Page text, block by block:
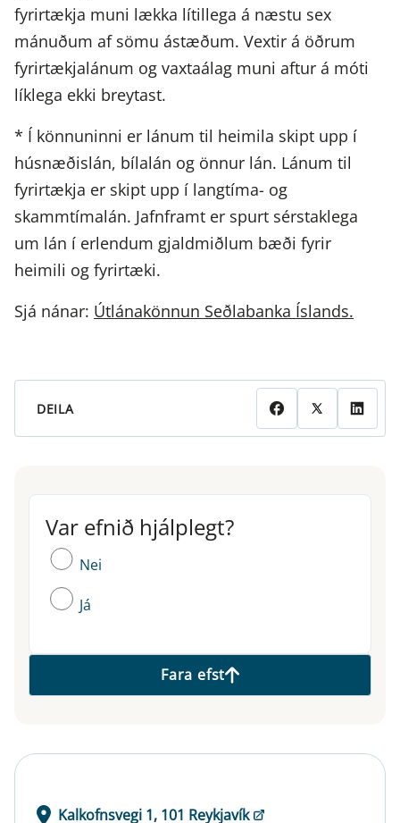
fyrirtækja muni lækka lítillega á næstu sex
mánuðum af sömu ástæðum. Vextir á öðrum
fyrirtækjalánum og vaxtaálag muni aftur á móti
líklega ekki breytast.
* Í könnuninni er lánum til heimila skipt upp í
húsnæðislán, bílalán og önnur lán. Lánum til
fyrirtækja er skipt upp í langtíma- og
skammtímalán. Jafnframt er spurt sérstaklega
um lán í erlendum gjaldmiðlum bæði fyrir
heimili og fyrirtæki.
Sjá nánar: Útlánakönnun Seðlabanka Íslands.
DEILA
Var efnið hjálplegt?
Var efnið hjálplegt?
Nei
Já
Fara efst
Kalkofnsvegi 1, 101 Reykjavík